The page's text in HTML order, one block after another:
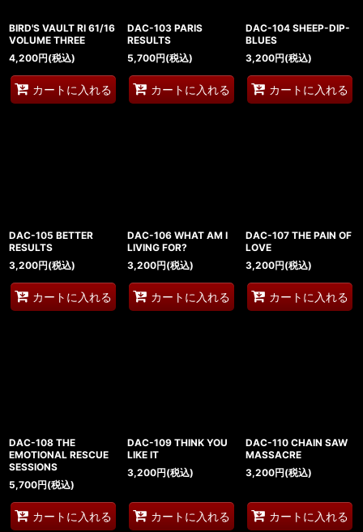
BIRD'S VAULT RI 61/16
VOLUME THREE
4,200円(税込)
カートに入れる
DAC-103 PARIS
RESULTS
5,700円(税込)
カートに入れる
DAC-104 SHEEP-DIP-
BLUES
3,200円(税込)
カートに入れる
DAC-105 BETTER
RESULTS
3,200円(税込)
カートに入れる
DAC-106 WHAT AM I
LIVING FOR?
3,200円(税込)
カートに入れる
DAC-107 THE PAIN OF
LOVE
3,200円(税込)
カートに入れる
DAC-108 THE
EMOTIONAL RESCUE
SESSIONS
5,700円(税込)
カートに入れる
DAC-109 THINK YOU
LIKE IT
3,200円(税込)
カートに入れる
DAC-110 CHAIN SAW
MASSACRE
3,200円(税込)
カートに入れる